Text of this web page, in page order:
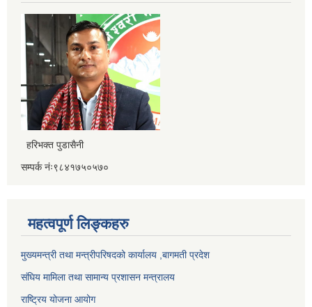
हरिभक्त पुडासैनी
सम्पर्क नंः९८४१७५०५७०
महत्वपूर्ण लिङ्कहरु
मुख्यमन्त्री तथा मन्त्रीपरिषदको कार्यालय ,बागमती प्रदेश
संघिय मामिला तथा सामान्य प्रशासन मन्त्रालय
राष्ट्रिय योजना आयोग